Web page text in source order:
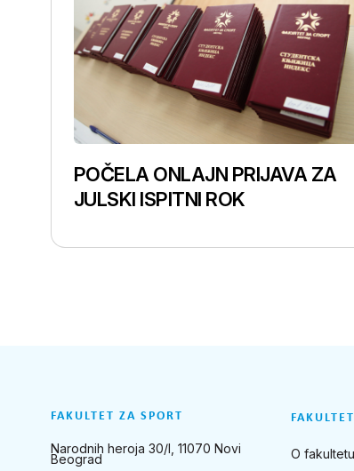
POČELA ONLAJN PRIJAVA ZA
JULSKI ISPITNI ROK
FAKULTET ZA SPORT
Narodnih heroja 30/I, 11070 Novi
Beograd
FAKULTET
O fakultetu